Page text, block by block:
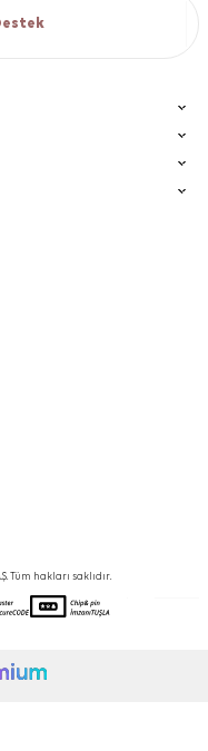
Tüm hakları saklıdır.